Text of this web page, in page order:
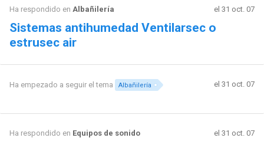
Ha respondido en Albañilería el 31 oct. 07
Sistemas antihumedad Ventilarsec o
estrusec air
Ha empezado a seguir el tema Albañilería el 31 oct. 07
Ha respondido en Equipos de sonido el 31 oct. 07